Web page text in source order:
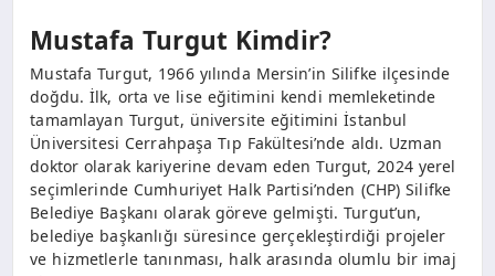
Mustafa Turgut Kimdir?
Mustafa Turgut, 1966 yılında Mersin’in Silifke ilçesinde
doğdu. İlk, orta ve lise eğitimini kendi memleketinde
tamamlayan Turgut, üniversite eğitimini İstanbul
Üniversitesi Cerrahpaşa Tıp Fakültesi’nde aldı. Uzman
doktor olarak kariyerine devam eden Turgut, 2024 yerel
seçimlerinde Cumhuriyet Halk Partisi’nden (CHP) Silifke
Belediye Başkanı olarak göreve gelmişti. Turgut’un,
belediye başkanlığı süresince gerçekleştirdiği projeler
ve hizmetlerle tanınması, halk arasında olumlu bir imaj